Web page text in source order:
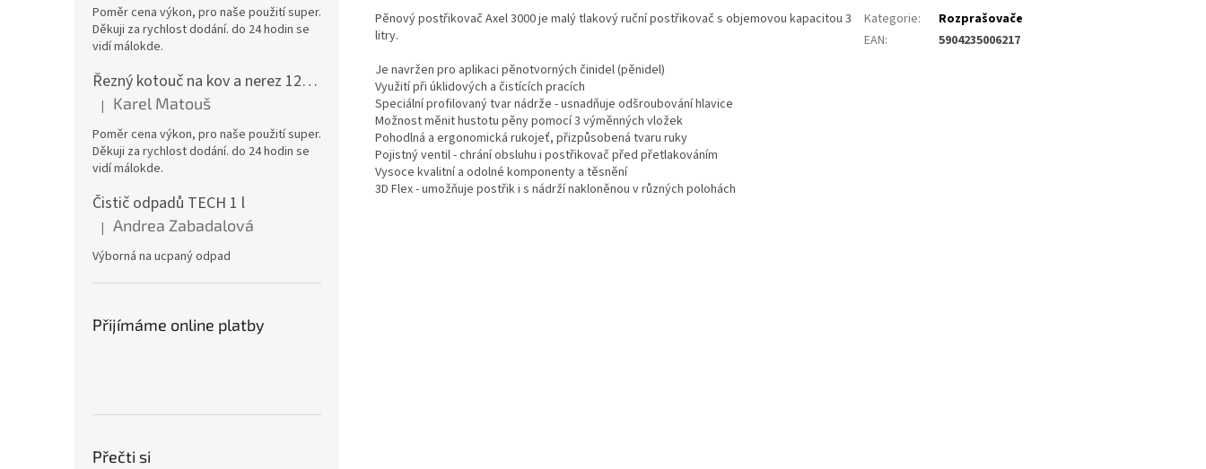
Poměr cena výkon, pro naše použití super.
Děkuji za rychlost dodání. do 24 hodin se
vidí málokde.
Řezný kotouč na kov a nerez 125x1,0x22 A46T6BF, balení 25ks
Hodnocení produktu je 5 z 5 hvězdiček.
| Karel Matouš
Poměr cena výkon, pro naše použití super.
Děkuji za rychlost dodání. do 24 hodin se
vidí málokde.
Čistič odpadů TECH 1 l
Hodnocení produktu je 5 z 5 hvězdiček.
| Andrea Zabadalová
Výborná na ucpaný odpad
Přijímáme online platby
Přečti si
Pěnový postřikovač Axel 3000 je malý tlakový ruční postřikovač s objemovou kapacitou 3
litry.
Je navržen pro aplikaci pěnotvorných činidel (pěnidel)
Využití při úklidových a čistících pracích
Speciální profilovaný tvar nádrže - usnadňuje odšroubování hlavice
Možnost měnit hustotu pěny pomocí 3 výměnných vložek
Pohodlná a ergonomická rukojeť, přizpůsobená tvaru ruky
Pojistný ventil - chrání obsluhu i postřikovač před přetlakováním
Vysoce kvalitní a odolné komponenty a těsnění
3D Flex - umožňuje postřik i s nádrží nakloněnou v různých polohách
Kategorie:
Rozprašovače
EAN: 5904235006217